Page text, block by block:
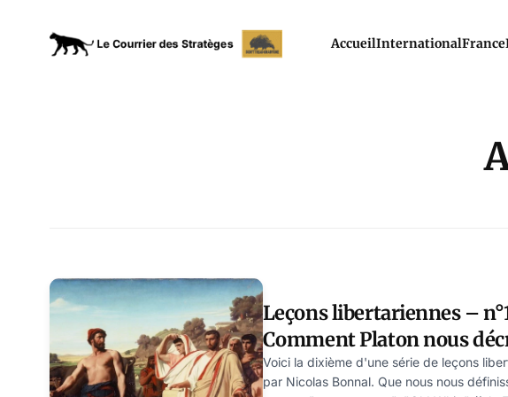
AccueilInternationalFrance
Leçons libertariennes –
Comment Platon nous
y a 25 siècles – par Nicolas
Voici la dixième d'une série de leçons
par Nicolas Bonnal. Que nous nous